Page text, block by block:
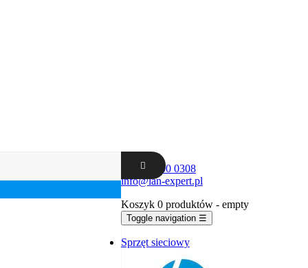
+48 62 300 0308
info@lan-expert.pl
Koszyk 0 produktów - empty
Toggle navigation ☰
Sprzęt sieciowy